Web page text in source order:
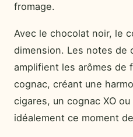
fromage.
Avec le chocolat noir, le
dimension. Les notes de
amplifient les arômes de
cognac, créant une
cigares, un cognac XO
idéalement ce moment